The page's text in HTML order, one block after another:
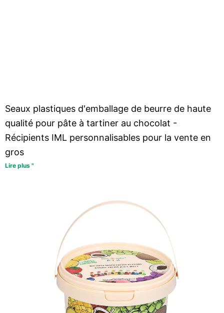
Seaux plastiques d'emballage de beurre de haute
qualité pour pâte à tartiner au chocolat -
Récipients IML personnalisables pour la vente en
gros
Lire plus "